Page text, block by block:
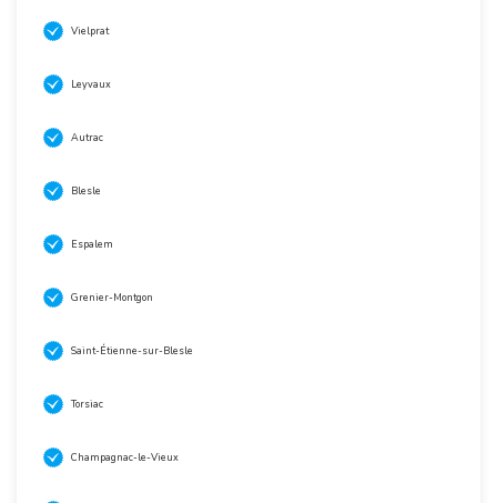
Vielprat
Leyvaux
Autrac
Blesle
Espalem
Grenier-Montgon
Saint-Étienne-sur-Blesle
Torsiac
Champagnac-le-Vieux